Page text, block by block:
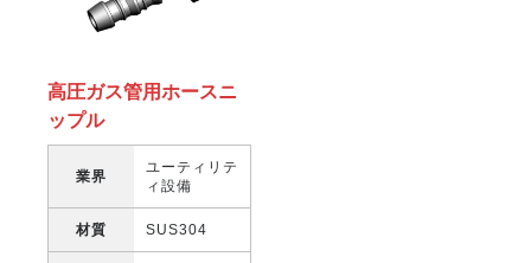
高圧ガス管用ホースニ
ップル
業界
ユーティリテ
ィ設備
材質 SUS304